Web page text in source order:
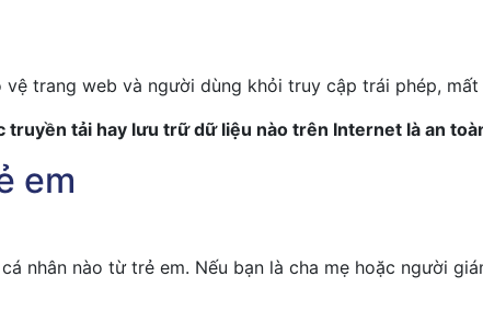
trang web và người dùng khỏi truy cập trái phép,
truyền tải hay lưu trữ dữ liệu nào trên Internet là an
em
nhân nào từ trẻ em. Nếu bạn là cha mẹ hoặc người